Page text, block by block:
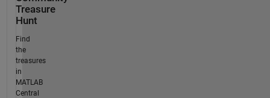
Treasure
Hunt
Find
the
treasures
in
MATLAB
Central